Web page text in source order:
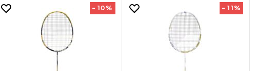
- 10% - 11%